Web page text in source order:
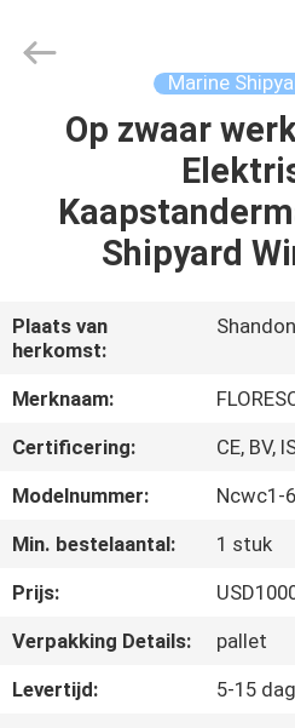
HUIS
PRODUCTEN
OVER
ONS
NEEM
CONTACT
Marine
Op zwaar
Shipyard
Plaats van
herkomst:
Merknaam:
Certificering:
CE, BV,
Modelnummer:
Ncwc1-6
Min. bestelaantal:
1 stuk
Prijs:
Verpakking Details:
pallet
Levertijd:
5-15